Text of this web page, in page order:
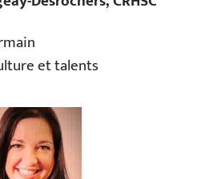
et talents